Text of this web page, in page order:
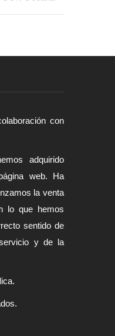
con
adquirido
web. Ha
la venta
lo que hemos
sentido de
y de la